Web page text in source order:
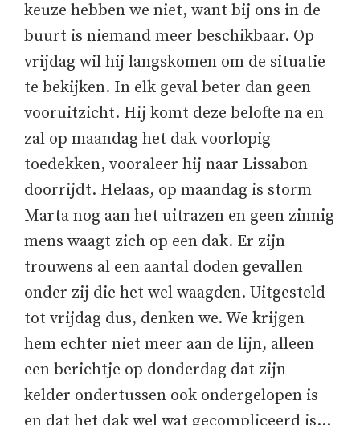
keuze hebben we niet, want bij ons in de
buurt is niemand meer beschikbaar. Op
vrijdag wil hij langskomen om de situatie
te bekijken. In elk geval beter dan geen
vooruitzicht. Hij komt deze belofte na en
zal op maandag het dak voorlopig
toedekken, vooraleer hij naar Lissabon
doorrijdt. Helaas, op maandag is storm
Marta nog aan het uitrazen en geen zinnig
mens waagt zich op een dak. Er zijn
trouwens al een aantal doden gevallen
onder zij die het wel waagden. Uitgesteld
tot vrijdag dus, denken we. We krijgen
hem echter niet meer aan de lijn, alleen
een berichtje op donderdag dat zijn
kelder ondertussen ook ondergelopen is